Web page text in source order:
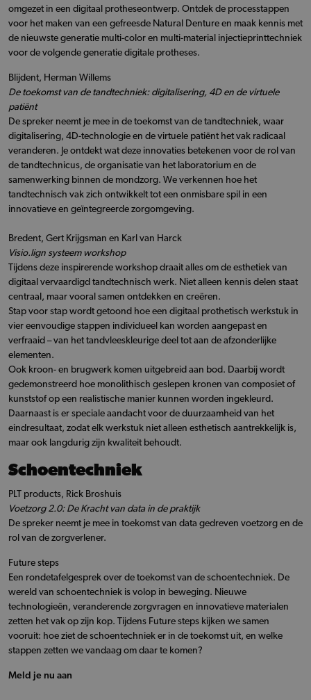
omgezet in een digitaal protheseontwerp. Ontdek de processtappen
voor het maken van een gefreesde Natural Denture en maak kennis met
de nieuwste generatie multi-color en multi-material injectieprinttechniek
voor de volgende generatie digitale protheses.
Blijdent, Herman Willems
De toekomst van de tandtechniek: digitalisering, 4D en de virtuele
patiënt
De spreker neemt je mee in de toekomst van de tandtechniek, waar
digitalisering, 4D-technologie en de virtuele patiënt het vak radicaal
veranderen. Je ontdekt wat deze innovaties betekenen voor de rol van
de tandtechnicus, de organisatie van het laboratorium en de
samenwerking binnen de mondzorg. We verkennen hoe het
tandtechnisch vak zich ontwikkelt tot een onmisbare spil in een
innovatieve en geïntegreerde zorgomgeving.
Bredent, Gert Krijgsman en Karl van Harck
Visio.lign systeem workshop
Tijdens deze inspirerende workshop draait alles om de esthetiek van
digitaal vervaardigd tandtechnisch werk. Niet alleen kennis delen staat
centraal, maar vooral samen ontdekken en creëren.
Stap voor stap wordt getoond hoe een digitaal prothetisch werkstuk in
vier eenvoudige stappen individueel kan worden aangepast en
verfraaid – van het tandvleeskleurige deel tot aan de afzonderlijke
elementen.
Ook kroon- en brugwerk komen uitgebreid aan bod. Daarbij wordt
gedemonstreerd hoe monolithisch geslepen kronen van composiet of
kunststof op een realistische manier kunnen worden ingekleurd.
Daarnaast is er speciale aandacht voor de duurzaamheid van het
eindresultaat, zodat elk werkstuk niet alleen esthetisch aantrekkelijk is,
maar ook langdurig zijn kwaliteit behoudt.
Schoentechniek
PLT products, Rick Broshuis
Voetzorg 2.0: De Kracht van data in de praktijk
De spreker neemt je mee in toekomst van data gedreven voetzorg en de
rol van de zorgverlener.
Future steps
Een rondetafelgesprek over de toekomst van de schoentechniek. De
wereld van schoentechniek is volop in beweging. Nieuwe
technologieën, veranderende zorgvragen en innovatieve materialen
zetten het vak op zijn kop. Tijdens Future steps kijken we samen
vooruit: hoe ziet de schoentechniek er in de toekomst uit, en welke
stappen zetten we vandaag om daar te komen?
Meld je nu aan